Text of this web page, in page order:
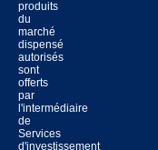
produits
du
marché
dispensé
autorisés
sont
offerts
par
l'intermédiaire
de
Services
d'investissement